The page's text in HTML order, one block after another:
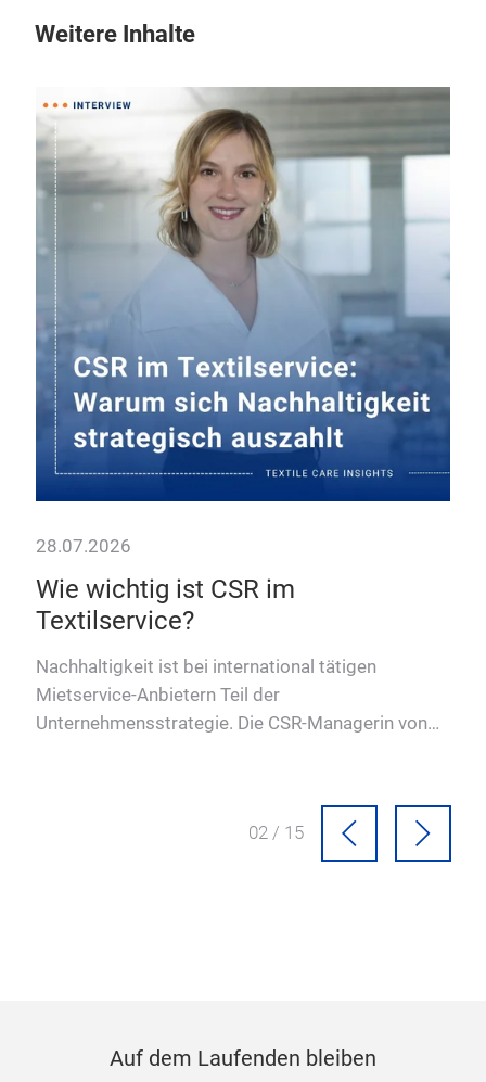
Weitere Inhalte
im
tätigen
Teil der
Die CSR-Managerin von
17.07.2026
WM 2026: Nach
beginnt für die
Textilpflege
Hinter den Kulissen der DFB-
Weber über Spielertaschen,
höchste
02 / 15
Auf dem Laufenden bleiben